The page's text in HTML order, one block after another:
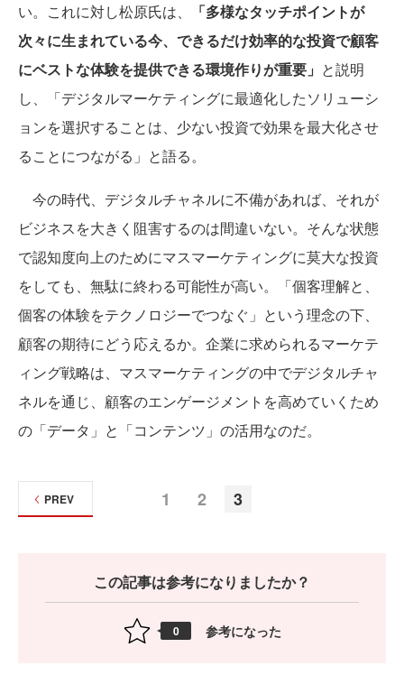
い。これに対し松原氏は、
「多様なタッチポイントが
次々に生まれている今、できるだけ効率的な投資で顧客
にベストな体験を提供できる環境作りが重要」 と説明
し、「デジタルマーケティングに最適化したソリューシ
ョンを選択することは、少ない投資で効果を最大化させ
ることにつながる」と語る。
今の時代、デジタルチャネルに不備があれば、それが
ビジネスを大きく阻害するのは間違いない。そんな状態
で認知度向上のためにマスマーケティングに莫大な投資
をしても、無駄に終わる可能性が高い。「個客理解と、
個客の体験をテクノロジーでつなぐ」という理念の下、
顧客の期待にどう応えるか。企業に求められるマーケテ
ィング戦略は、マスマーケティングの中でデジタルチャ
ネルを通じ、顧客のエンゲージメントを高めていくため
の「データ」と「コンテンツ」の活用なのだ。
1 2 3
PREV
この記事は参考になりましたか？
0 参考になった